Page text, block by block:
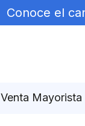
Conoce el
Venta Mayorista